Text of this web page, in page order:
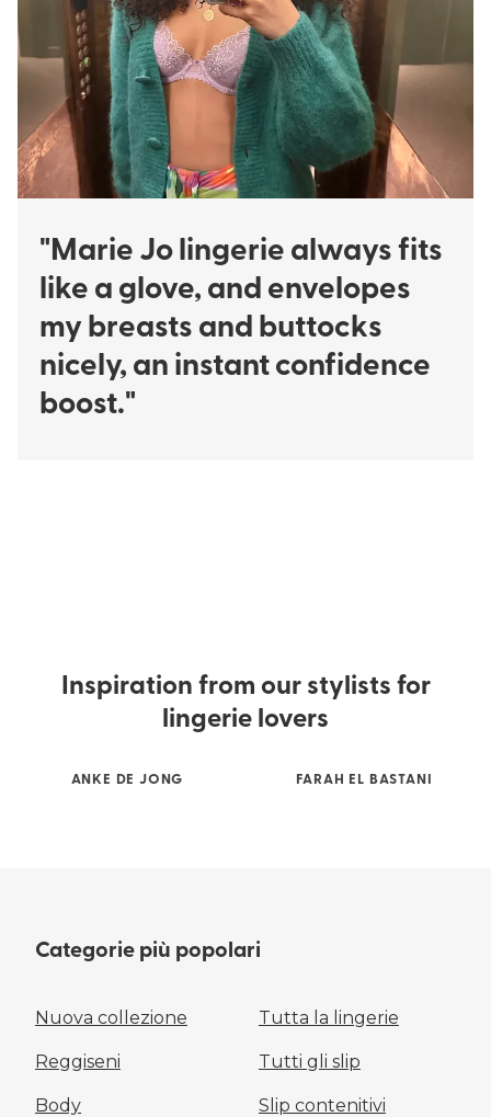
"Marie Jo lingerie always fits
like a glove, and envelopes
my breasts and buttocks
nicely, an instant confidence
boost."
Inspiration from our stylists for
lingerie lovers
ANKE DE JONG FARAH EL BASTANI
Categorie più popolari
Nuova collezione Tutta la lingerie
Reggiseni Tutti gli slip
Body Slip contenitivi